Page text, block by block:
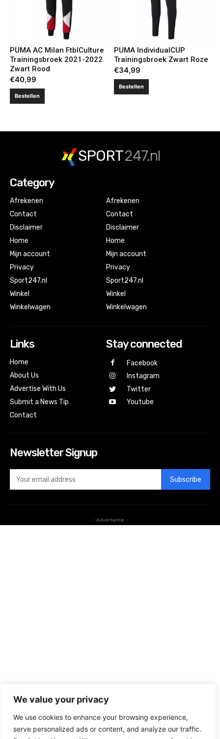
We value your privacy
We use cookies to enhance your browsing experience,
serve personalized ads or content, and analyze our traffic.
PUMA AC Milan FtblCulture
Trainingsbroek 2021-2022
Zwart Rood
€40,99
Bestellen
PUMA IndividualCUP
Trainingsbroek Zwart Roze
€34,99
Bestellen
SPORT247.nl
Category
Afrekenen
Contact
Disclaimer
Home
Mijn account
Privacy
Sport247.nl
Winkel
Winkelwagen
Afrekenen
Contact
Disclaimer
Home
Mijn account
Privacy
Sport247.nl
Winkel
Winkelwagen
Links
Home
About Us
Advertise With Us
Submit a News Tip
Contact
Stay connected
Facebook
Instagram
Twitter
Youtube
Newsletter Signup
Subscribe
- Advertentie -